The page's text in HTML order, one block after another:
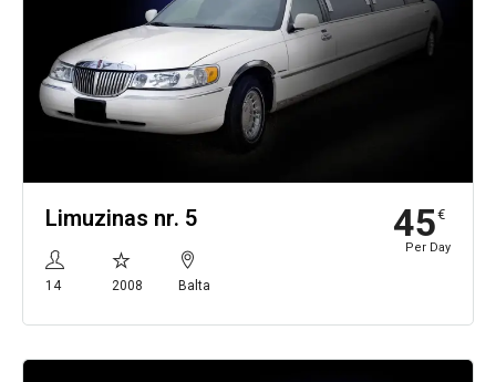
Limuzinas nr. 5
14 2008 Balta
45€
Per Day